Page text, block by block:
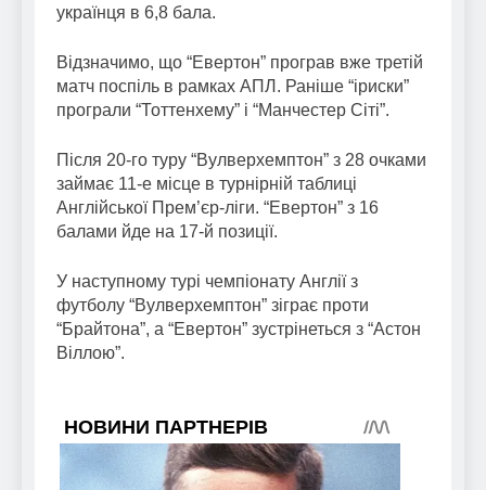
українця в 6,8 бала.
Відзначимо, що “Евертон” програв вже третій
матч поспіль в рамках АПЛ. Раніше “іриски”
програли “Тоттенхему” і “Манчестер Сіті”.
Після 20-го туру “Вулверхемптон” з 28 очками
займає 11-е місце в турнірній таблиці
Англійської Прем’єр-ліги. “Евертон” з 16
балами йде на 17-й позиції.
У наступному турі чемпіонату Англії з
футболу “Вулверхемптон” зіграє проти
“Брайтона”, а “Евертон” зустрінеться з “Астон
Віллою”.